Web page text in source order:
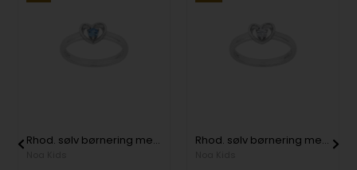
Rhod. sølv børnering med hjerte og med lyseblå zirkonia fra Noa Kids Rhod. sølv børnering med hjerte og med zirkonia, fra Noa Kids